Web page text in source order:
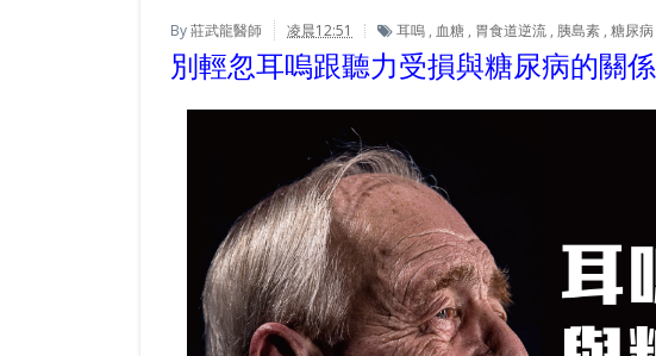
By莊武龍醫師 凌晨12:51 耳嗚 , 血糖 , 胃食道逆流 , 胰島素 , 糖尿病
別輕忽耳嗚跟聽力受損與糖尿病的關係